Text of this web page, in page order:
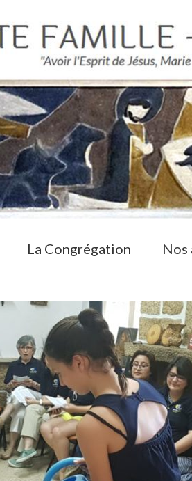
La Congrégation Nos